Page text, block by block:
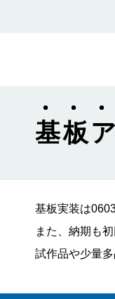
基板
基板実装は
また、納期も
試作品や少量